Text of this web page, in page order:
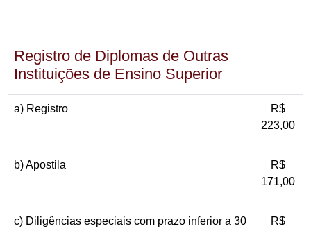
Registro de Diplomas de Outras
Instituições de Ensino Superior
a) Registro
R$
223,00
b) Apostila
R$
171,00
c) Diligências especiais com prazo inferior a 30
R$